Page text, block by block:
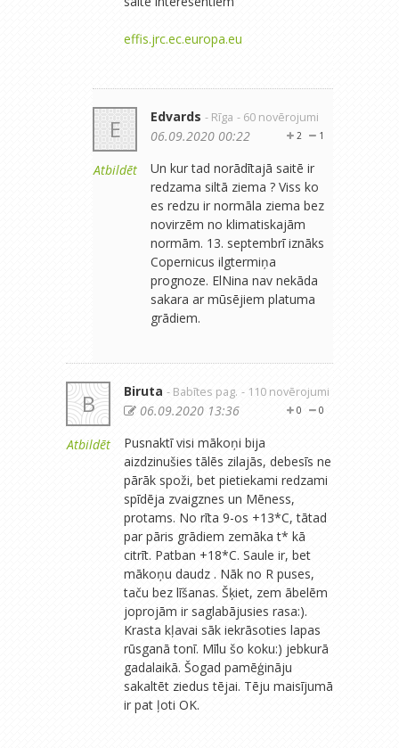
effis.jrc.ec.europa.eu
E
Atbildēt
Edvards - Rīga - 60 novērojumi
1
2
06.09.2020 00:22
Un kur tad norādītajā saitē ir
redzama siltā ziema ? Viss ko
es redzu ir normāla ziema bez
novirzēm no klimatiskajām
normām. 13. septembrī iznāks
Copernicus ilgtermiņa
prognoze. ElNina nav nekāda
sakara ar mūsējiem platuma
grādiem.
B
Atbildēt
Biruta - Babītes pag. - 110 novērojumi
0
0
06.09.2020 13:36
Pusnaktī visi mākoņi bija
aizdzinušies tālēs zilajās, debesīs ne
pārāk spoži, bet pietiekami redzami
spīdēja zvaigznes un Mēness,
protams. No rīta 9-os +13*C, tātad
par pāris grādiem zemāka t* kā
citrīt. Patban +18*C. Saule ir, bet
mākoņu daudz . Nāk no R puses,
taču bez līšanas. Šķiet, zem ābelēm
joprojām ir saglabājusies rasa:).
Krasta kļavai sāk iekrāsoties lapas
rūsganā tonī. Mīlu šo koku:) jebkurā
gadalaikā. Šogad pamēģināju
sakaltēt ziedus tējai. Tēju maisījumā
ir pat ļoti OK.